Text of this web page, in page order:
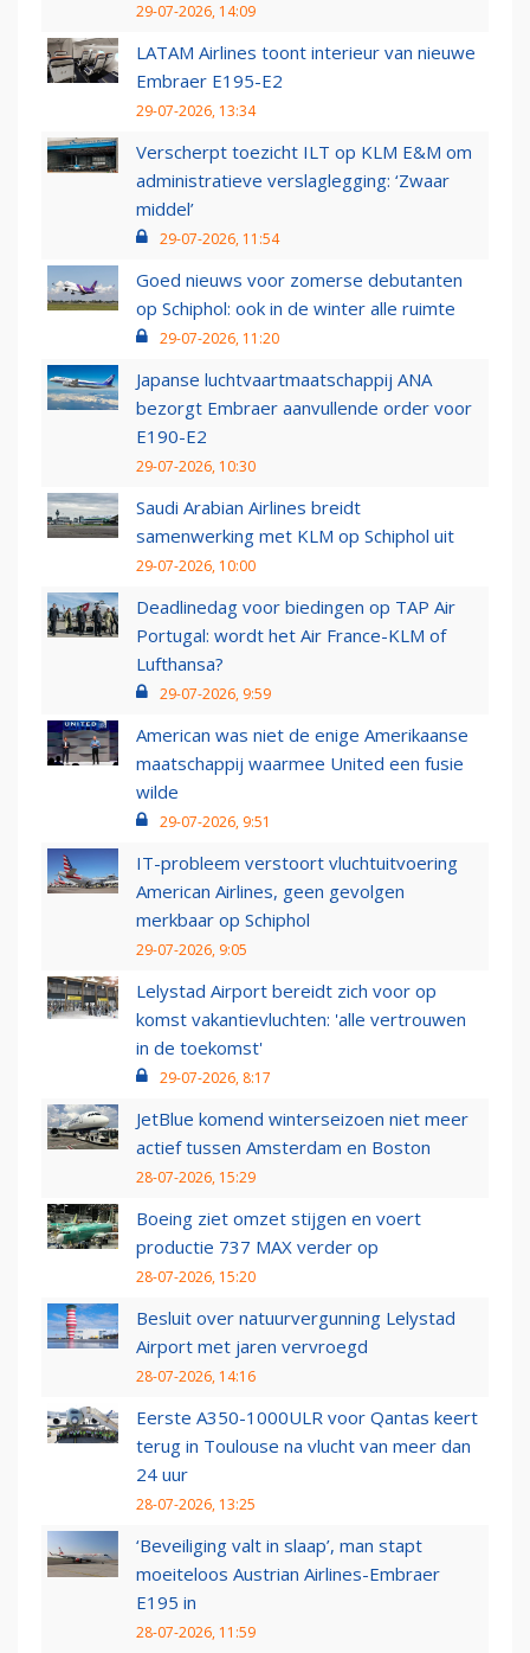
29-07-2026, 14:09
LATAM Airlines toont interieur van nieuwe
Embraer E195-E2
29-07-2026, 13:34
Verscherpt toezicht ILT op KLM E&M om
administratieve verslaglegging: ‘Zwaar
middel’
29-07-2026, 11:54
Goed nieuws voor zomerse debutanten
op Schiphol: ook in de winter alle ruimte
29-07-2026, 11:20
Japanse luchtvaartmaatschappij ANA
bezorgt Embraer aanvullende order voor
E190-E2
29-07-2026, 10:30
Saudi Arabian Airlines breidt
samenwerking met KLM op Schiphol uit
29-07-2026, 10:00
Deadlinedag voor biedingen op TAP Air
Portugal: wordt het Air France-KLM of
Lufthansa?
29-07-2026, 9:59
American was niet de enige Amerikaanse
maatschappij waarmee United een fusie
wilde
29-07-2026, 9:51
IT-probleem verstoort vluchtuitvoering
American Airlines, geen gevolgen
merkbaar op Schiphol
29-07-2026, 9:05
Lelystad Airport bereidt zich voor op
komst vakantievluchten: 'alle vertrouwen
in de toekomst'
29-07-2026, 8:17
JetBlue komend winterseizoen niet meer
actief tussen Amsterdam en Boston
28-07-2026, 15:29
Boeing ziet omzet stijgen en voert
productie 737 MAX verder op
28-07-2026, 15:20
Besluit over natuurvergunning Lelystad
Airport met jaren vervroegd
28-07-2026, 14:16
Eerste A350-1000ULR voor Qantas keert
terug in Toulouse na vlucht van meer dan
24 uur
28-07-2026, 13:25
‘Beveiliging valt in slaap’, man stapt
moeiteloos Austrian Airlines-Embraer
E195 in
28-07-2026, 11:59